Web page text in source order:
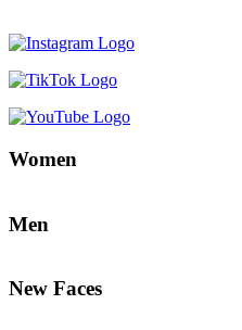
Women
Men
New Faces